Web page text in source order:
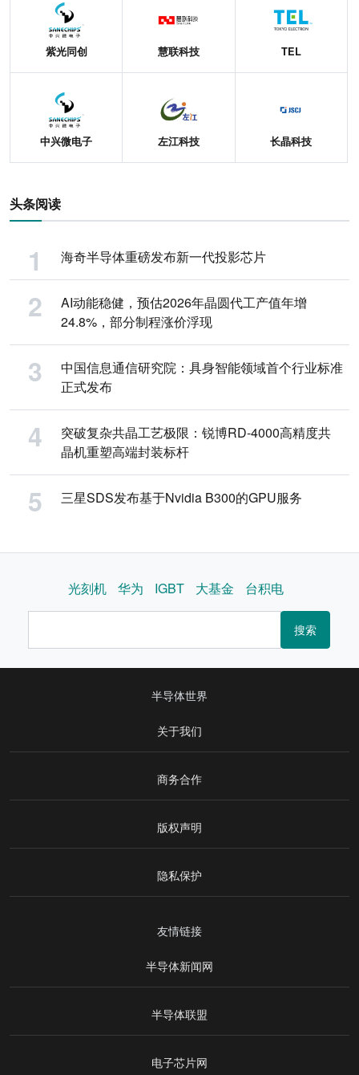
紫光同创 慧联科技 TEL
中兴微电子 左江科技 长晶科技
头条阅读
海奇半导体重磅发布新一代投影芯片
AI动能稳健，预估2026年晶圆代工产值年增
24.8%，部分制程涨价浮现
中国信息通信研究院：具身智能领域首个行业标准
正式发布
突破复杂共晶工艺极限：锐博RD-4000高精度共
晶机重塑高端封装标杆
三星SDS发布基于Nvidia B300的GPU服务
光刻机 华为 IGBT 大基金 台积电
搜索
半导体世界
关于我们
商务合作
版权声明
隐私保护
友情链接
半导体新闻网
半导体联盟
电子芯片网